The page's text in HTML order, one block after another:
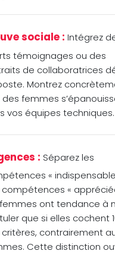
sociale : Intégrez
témoignages ou des
de collaboratrices
Montrez
des femmes
vos équipes techniques.
: Séparez les
«
«
ont tendance à
que si elles cochent
contrairement
Cette distinction